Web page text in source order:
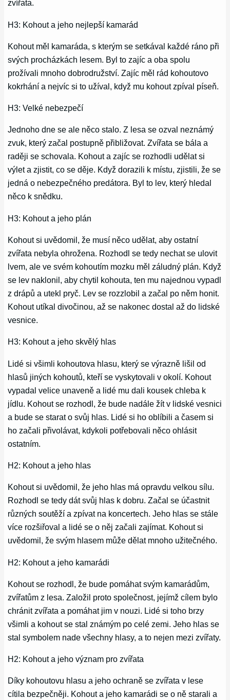
zvířata.
H3: Kohout a jeho nejlepší kamarád
Kohout měl kamaráda, s kterým se setkával každé ráno při
svých procházkách lesem. Byl to zajíc a oba spolu
prožívali mnoho dobrodružství. Zajíc měl rád kohoutovo
kokrhání a nejvíc si to užíval, když mu kohout zpíval píseň.
H3: Velké nebezpečí
Jednoho dne se ale něco stalo. Z lesa se ozval neznámý
zvuk, který začal postupně přibližovat. Zvířata se bála a
raději se schovala. Kohout a zajíc se rozhodli udělat si
výlet a zjistit, co se děje. Když dorazili k místu, zjistili, že se
jedná o nebezpečného predátora. Byl to lev, který hledal
něco k snědku.
H3: Kohout a jeho plán
Kohout si uvědomil, že musí něco udělat, aby ostatní
zvířata nebyla ohrožena. Rozhodl se tedy nechat se ulovit
lvem, ale ve svém kohoutím mozku měl záludný plán. Když
se lev naklonil, aby chytil kohouta, ten mu najednou vypadl
z drápů a utekl pryč. Lev se rozzlobil a začal po něm honit.
Kohout utíkal divočinou, až se nakonec dostal až do lidské
vesnice.
H3: Kohout a jeho skvělý hlas
Lidé si všimli kohoutova hlasu, který se výrazně lišil od
hlasů jiných kohoutů, kteří se vyskytovali v okolí. Kohout
vypadal velice unaveně a lidé mu dali kousek chleba k
jídlu. Kohout se rozhodl, že bude nadále žít v lidské vesnici
a bude se starat o svůj hlas. Lidé si ho oblíbili a časem si
ho začali přivolávat, kdykoli potřebovali něco ohlásit
ostatním.
H2: Kohout a jeho hlas
Kohout si uvědomil, že jeho hlas má opravdu velkou sílu.
Rozhodl se tedy dát svůj hlas k dobru. Začal se účastnit
různých soutěží a zpívat na koncertech. Jeho hlas se stále
více rozšiřoval a lidé se o něj začali zajímat. Kohout si
uvědomil, že svým hlasem může dělat mnoho užitečného.
H2: Kohout a jeho kamarádi
Kohout se rozhodl, že bude pomáhat svým kamarádům,
zvířatům z lesa. Založil proto společnost, jejímž cílem bylo
chránit zvířata a pomáhat jim v nouzi. Lidé si toho brzy
všimli a kohout se stal známým po celé zemi. Jeho hlas se
stal symbolem nade všechny hlasy, a to nejen mezi zvířaty.
H2: Kohout a jeho význam pro zvířata
Díky kohoutovu hlasu a jeho ochraně se zvířata v lese
cítila bezpečněji. Kohout a jeho kamarádi se o ně starali a